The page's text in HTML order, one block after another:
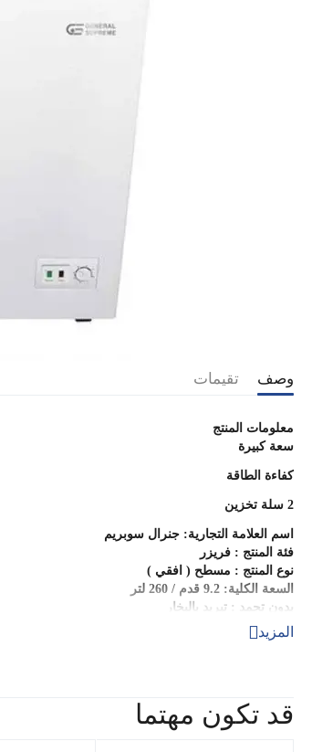
وصف تقيمات
معلومات المنتج
سعة كبيرة
كفاءة الطاقة
2 سلة تخزين
اسم العلامة التجارية: جنرال سوبريم
فئة المنتج : فريزر
نوع المنتج : مسطح ( افقي )
السعة الكلية: 9.2 قدم / 260 لتر
بدون تجمد : تبريد بالبخار
فئة كفاءة الطاقة : د
استهلاك الطاقة السنوي : 266 كيلو وات/ساعة
ضمان المصنع على الكمبروسر : 10 سنوات + سنتين شامل
المزيد
قد تكون مهتما